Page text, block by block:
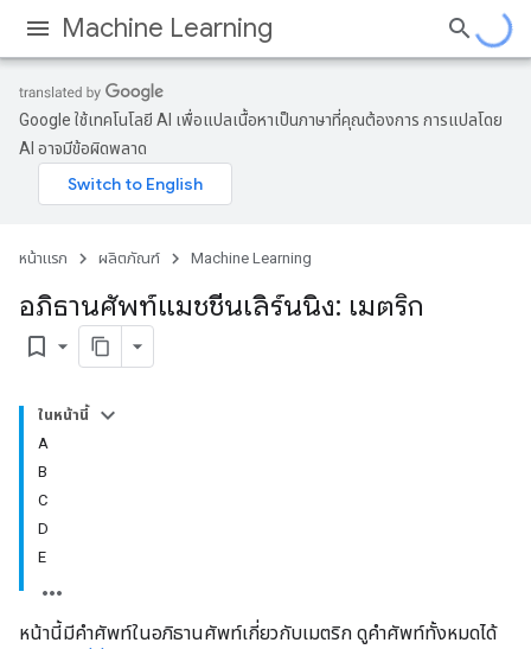
Machine Learning
Google ใช้เทคโนโลยี AI เพื่อแปลเนื้อหาเป็นภาษาที่คุณต้องการ การแปลโดย
AI อาจมีข้อผิดพลาด
หน้าแรก ผลิตภัณฑ์ Machine Learning
อภิธานศัพท์แมชชีนเลิร์นนิง: เมตริก
bookmark_border
ในหน้านี้
A
B
C
D
E
หน้านี้มีคำศัพท์ในอภิธานศัพท์เกี่ยวกับเมตริก ดูคำศัพท์ทั้งหมดได้